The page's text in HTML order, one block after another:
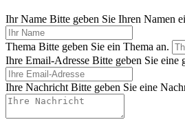
Ihr Name Bitte geben Sie Ihren Namen
Thema Bitte geben Sie ein Thema an.
Ihre Email-Adresse Bitte geben Sie eine
Ihre Nachricht Bitte geben Sie eine